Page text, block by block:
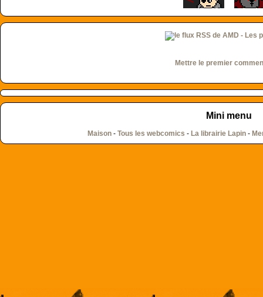
Mettre le premier
Mini menu
Maison- Tous les webcomics - La librairie Lapin-